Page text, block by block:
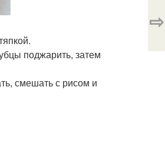
поджарить, затем
смешать с рисом и
⇨